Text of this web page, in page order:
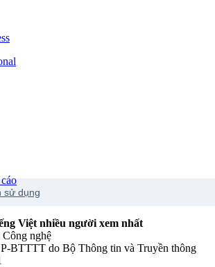
sử dụng
Việt nhiều người xem nhất
nghệ
BTTTT do Bộ Thông tin và Truyền thông